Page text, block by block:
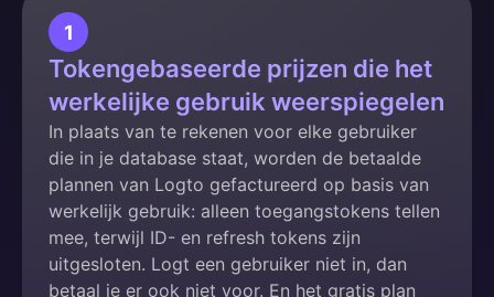
1
Tokengebaseerde prijzen die het
werkelijke gebruik weerspiegelen
In plaats van te rekenen voor elke gebruiker
die in je database staat, worden de betaalde
plannen van Logto gefactureerd op basis van
werkelijk gebruik: alleen toegangstokens tellen
mee, terwijl ID- en refresh tokens zijn
uitgesloten. Logt een gebruiker niet in, dan
betaal je er ook niet voor. En het gratis plan